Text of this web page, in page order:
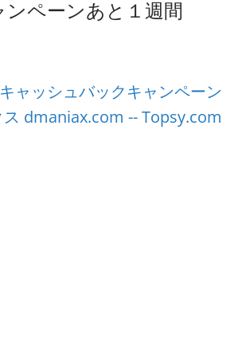
ペーンあと１週間
ャッシュバックキャンペーン
dmaniax.com -- Topsy.com